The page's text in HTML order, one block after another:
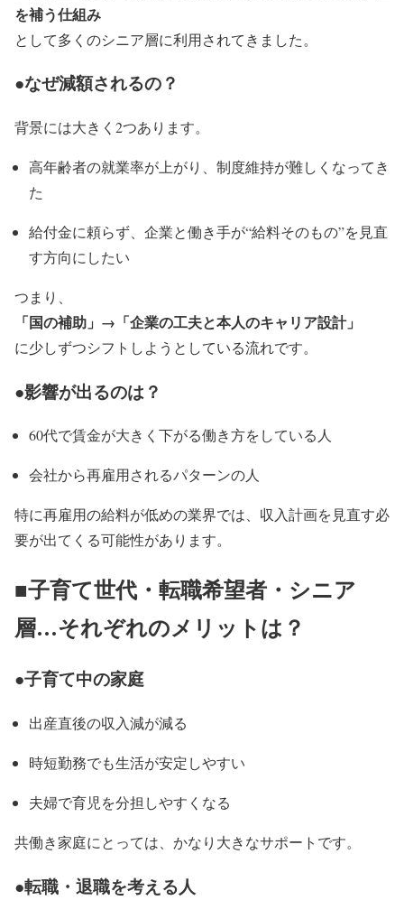
を補う仕組み
として多くのシニア層に利用されてきました。
●なぜ減額されるの？
背景には大きく2つあります。
高年齢者の就業率が上がり、制度維持が難しくなってき
た
給付金に頼らず、企業と働き手が“給料そのもの”を見直
す方向にしたい
つまり、
「国の補助」→「企業の工夫と本人のキャリア設計」
に少しずつシフトしようとしている流れです。
●影響が出るのは？
60代で賃金が大きく下がる働き方をしている人
会社から再雇用されるパターンの人
特に再雇用の給料が低めの業界では、収入計画を見直す必
要が出てくる可能性があります。
■子育て世代・転職希望者・シニア
層…それぞれのメリットは？
●子育て中の家庭
出産直後の収入減が減る
時短勤務でも生活が安定しやすい
夫婦で育児を分担しやすくなる
共働き家庭にとっては、かなり大きなサポートです。
●転職・退職を考える人